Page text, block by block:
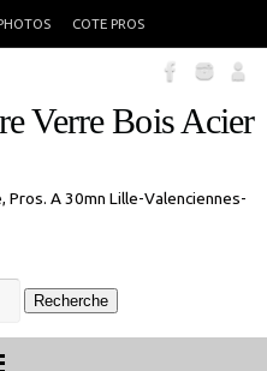
mon retour.COTE PROS
Verre Bois Acier
Pros. A 30mn Lille-Valenciennes-
Recherche